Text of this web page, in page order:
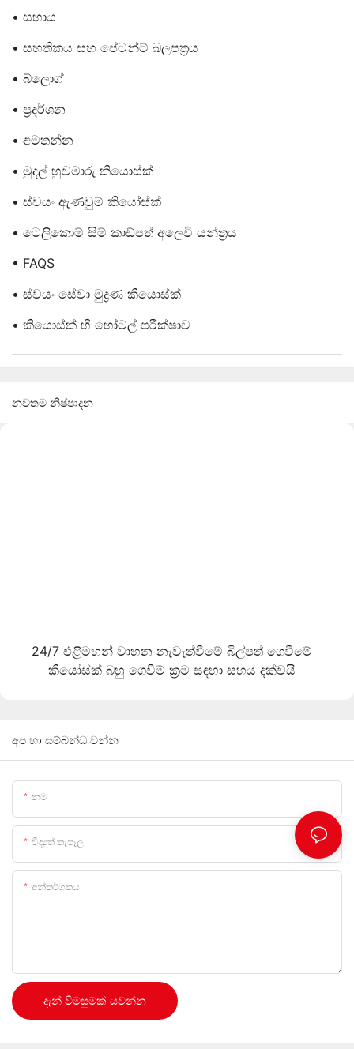
• සහාය
• සහතිකය සහ පේටන්ට් බලපත්‍රය
• බ්ලොග්
• ප්‍රදර්ශන
• අමතන්න
• මුදල් හුවමාරු කියොස්ක්
• ස්වයං ඇණවුම් කියෝස්ක්
• ටෙලිකොම් සිම් කාඩ්පත් අලෙවි යන්ත්‍රය
• FAQS
• ස්වයං සේවා මුද්‍රණ කියොස්ක්
• කියොස්ක් හි හෝටල් පරීක්ෂාව
නවතම නිෂ්පාදන
24/7 එළිමහන් වාහන නැවැත්වීමේ බිල්පත් ගෙවීමේ
කියෝස්ක් බහු ගෙවීම් ක්‍රම සඳහා සහය දක්වයි
අප හා සම්බන්ධ වන්න
නම
විද්‍යුත් තැපෑල
අන්තර්ගතය
දැන් විමසුමක් යවන්න